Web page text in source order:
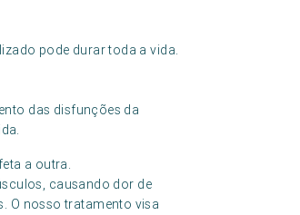
pode durar toda a vida.
das disfunções da
a outra.
causando dor de
O nosso tratamento visa